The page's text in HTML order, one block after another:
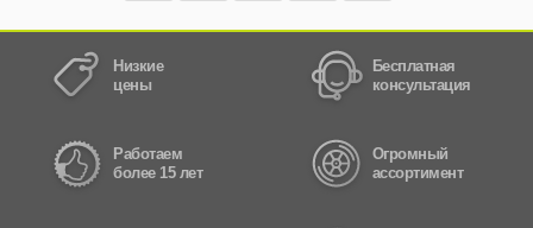
Низкие
цены
Бесплатная
консультация
Работаем
более 15 лет
Огромный
ассортимент